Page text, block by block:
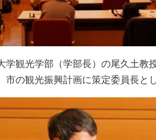
学観光学部（学部長）の尾久土
市の観光振興計画に策定委員長と